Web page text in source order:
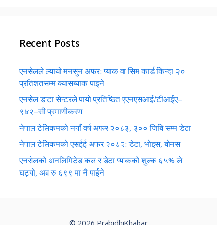
Recent Posts
एनसेलले ल्यायो मनसुन अफर: प्याक वा सिम कार्ड किन्दा २०
प्रतिशतसम्म क्यासब्याक पाइने
एनसेल डाटा सेन्टरले पायो प्रतिष्ठित एएनएसआई/टीआईए–
९४२–सी प्रमाणीकरण
नेपाल टेलिकमको नयाँ वर्ष अफर २०८३, ३०० जिबि सम्म डेटा
नेपाल टेलिकमको एसईई अफर २०८२: डेटा, भोइस, बोनस
एनसेलको अनलिमिटेड कल र डेटा प्याकको शुल्क ६५% ले
घट्यो, अब रु ६९९ मा नै पाईने
© 2026 PrabidhiKhabar